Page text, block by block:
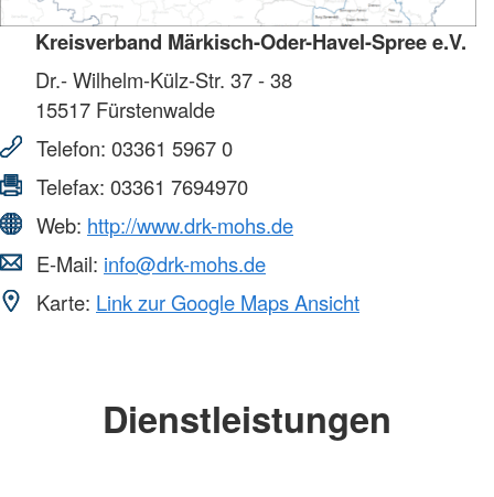
Kreisverband Märkisch-Oder-Havel-Spree e.V.
Dr.- Wilhelm-Külz-Str. 37 - 38
15517 Fürstenwalde
Telefon: 03361 5967 0
Telefax: 03361 7694970
Web: http://www.drk-mohs.de
E-Mail: info@drk-mohs.de
Karte: Link zur Google Maps Ansicht
Dienstleistungen